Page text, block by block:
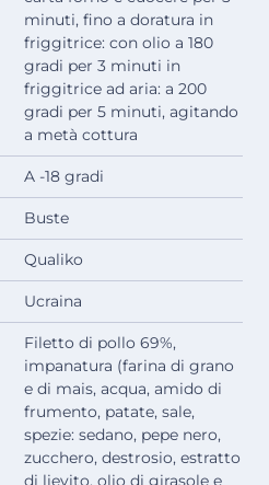
minuti, fino a doratura in
friggitrice: con olio a 180
gradi per 3 minuti in
friggitrice ad aria: a 200
gradi per 5 minuti, agitando
a metà cottura
A -18 gradi
Buste
Qualiko
Ucraina
Filetto di pollo 69%,
impanatura (farina di grano
e di mais, acqua, amido di
frumento, patate, sale,
spezie: sedano, pepe nero,
zucchero, destrosio, estratto
di lievito, olio di girasole e